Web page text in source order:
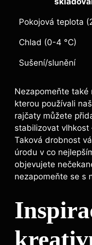
Pokojová teplota
Chlad (0-4 °C)
Sušení/slunění
Nezapomeňte také
kterou používali
rajčaty můžete​
stabilizovat ‌vlhkost
Taková drobnost
úrodu v co
objevujete
nezapomeňte⁤ se s